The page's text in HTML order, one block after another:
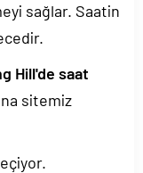
sağlar. Saatin
Hill'de saat
sitemiz